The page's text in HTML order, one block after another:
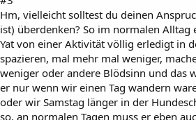
Hm, vielleicht solltest du deinen
ist) überdenken? So im normalen Alltag
Yat von einer Aktivität völlig erledigt in
spazieren, mal mehr mal weniger,
weniger oder andere Blödsinn und das
er nur wenn wir einen Tag wandern
oder wir Samstag länger in der
so, an normalen Tagen muss er eben